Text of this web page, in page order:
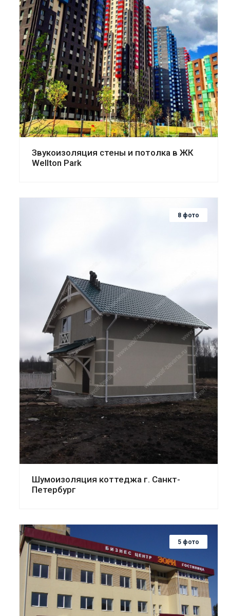
Смотреть проект
Звукоизоляция стены и потолка в ЖК
Wellton Park
8 фото
Смотреть проект
Шумоизоляция коттеджа г. Санкт-
Петербург
5 фото
Смотреть проект